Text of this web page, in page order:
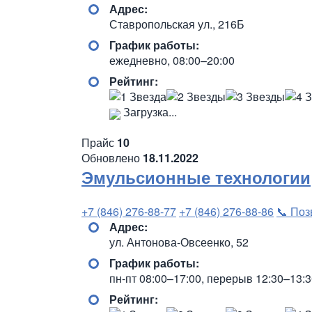
Адрес:
Ставропольская ул., 216Б
График работы:
ежедневно, 08:00–20:00
Рейтинг:
Загрузка...
Прайс 10
Обновлено 18.11.2022
Эмульсионные технологии
+7 (846) 276-88-77 +7 (846) 276-88-86 📞
Адрес:
ул. Антонова-Овсеенко, 52
График работы:
пн-пт 08:00–17:00, перерыв
Рейтинг: